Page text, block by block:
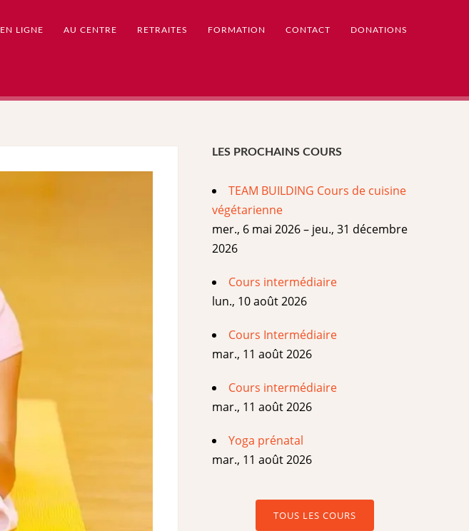
EN LIGNE AU CENTRE RETRAITES FORMATION CONTACT DONATIONS
LES PROCHAINS COURS
TEAM BUILDING Cours de cuisine
végétarienne
mer., 6 mai 2026 – jeu., 31 décembre
2026
Cours intermédiaire
lun., 10 août 2026
Cours Intermédiaire
mar., 11 août 2026
Cours intermédiaire
mar., 11 août 2026
Yoga prénatal
mar., 11 août 2026
TOUS LES COURS